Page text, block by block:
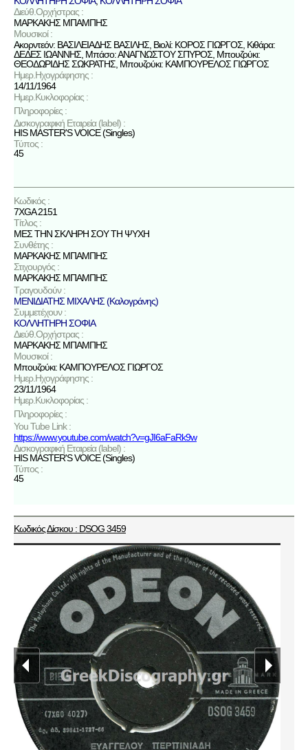
Διεύθ.Ορχήστρας :
ΜΑΡΚΑΚΗΣ ΜΠΑΜΠΗΣ
Μουσικοί :
Ακορντεόν: ΒΑΣΙΛΕΙΑΔΗΣ ΒΑΣΙΛΗΣ, Βιολί: ΚΟΡΟΣ ΓΙΩΡΓΟΣ, Κιθάρα:
ΔΕΔΕΣ ΙΩΑΝΝΗΣ, Μπάσο: ΑΝΑΓΝΩΣΤΟΥ ΣΠΥΡΟΣ, Μπουζούκι:
ΘΕΟΔΩΡΙΔΗΣ ΣΩΚΡΑΤΗΣ, Μπουζούκι: ΚΑΜΠΟΥΡΕΛΟΣ ΓΙΩΡΓΟΣ
Ημερ.Ηχογράφησης :
14/11/1964
Ημερ.Κυκλοφορίας :
Πληροφορίες :
Δισκογραφική Εταιρεία (label) :
HIS MASTER'S VOICE (Singles)
Τύπος :
45
Κωδικός :
7XGA 2151
Τίτλος :
ΜΕΣ ΤΗΝ ΣΚΛΗΡΗ ΣΟΥ ΤΗ ΨΥΧΗ
Συνθέτης :
ΜΑΡΚΑΚΗΣ ΜΠΑΜΠΗΣ
Στιχουργός :
ΜΑΡΚΑΚΗΣ ΜΠΑΜΠΗΣ
Τραγουδούν :
ΜΕΝΙΔΙΑΤΗΣ ΜΙΧΑΛΗΣ (Καλογράνης)
Συμμετέχουν :
ΚΟΛΛΗΤΗΡΗ ΣΟΦΙΑ
Διεύθ.Ορχήστρας :
ΜΑΡΚΑΚΗΣ ΜΠΑΜΠΗΣ
Μουσικοί :
Μπουζούκι: ΚΑΜΠΟΥΡΕΛΟΣ ΓΙΩΡΓΟΣ
Ημερ.Ηχογράφησης :
23/11/1964
Ημερ.Κυκλοφορίας :
Πληροφορίες :
You Tube Link :
https://www.youtube.com/watch?v=gJI6aFaRk9w
Δισκογραφική Εταιρεία (label) :
HIS MASTER'S VOICE (Singles)
Τύπος :
45
Κωδικός Δίσκου : DSOG 3459